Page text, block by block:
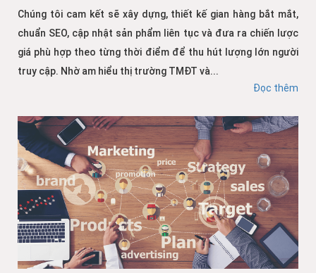
Chúng tôi cam kết sẽ xây dựng, thiết kế gian hàng bắt mắt,
chuẩn SEO, cập nhật sản phẩm liên tục và đưa ra chiến lược
giá phù hợp theo từng thời điểm để thu hút lượng lớn người
truy cập. Nhờ am hiểu thị trường TMĐT và...
Đọc thêm